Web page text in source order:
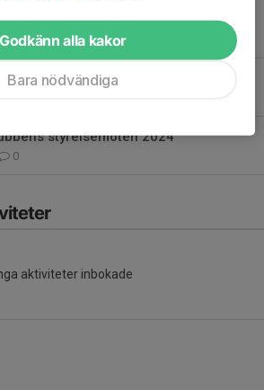
styrelsemöten 2025
styrelsemöten 2024
0
aktiviteter inbokade
Godkänn alla kakor
Bara nödvändiga